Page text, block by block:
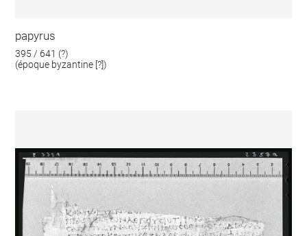
papyrus
395 / 641 (?)
(époque byzantine [?])